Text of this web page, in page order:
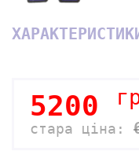
5200
стара ціна: